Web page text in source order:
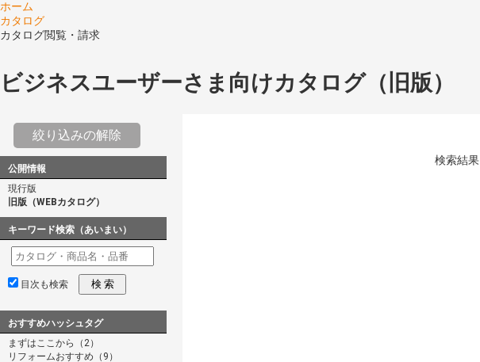
ホーム
カタログ
カタログ閲覧・請求
ビジネスユーザーさま向けカタログ（旧版）
絞り込みの解除
公開情報
現行版
旧版（WEBカタログ）
キーワード検索（あいまい）
目次も検索 検 索
おすすめハッシュタグ
まずはここから（2）
リフォームおすすめ（9）
検索結果